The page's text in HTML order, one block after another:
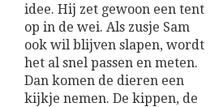
idee. Hij zet gewoon een tent
op in de wei. Als zusje Sam
ook wil blijven slapen, wordt
het al snel passen en meten.
Dan komen de dieren een
kijkje nemen. De kippen, de